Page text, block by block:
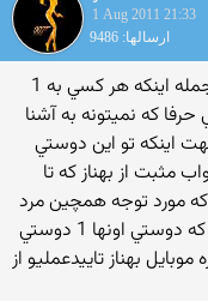
1 Aug 2011 21:33
ارسالها: 9486
پژمان با مهارت خاص وبيان استدلالهايي از جمله اينكه هر كسي به 1
كه نميتونه به آشنا
اينكه تو اين دوستي
مثبت از بهناز كه تا
مورد توجه همچين مرد
ايده الي قرار گرفته بود و را بگيره با اين شرط كه دوستي اونها 1 دوستي
بهناز تاييدعمليو از